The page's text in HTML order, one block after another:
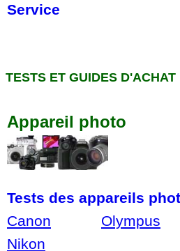
Service
TESTS ET GUIDES D'ACHAT
Appareil
Tests des appareils
Canon
Olympus
Nikon